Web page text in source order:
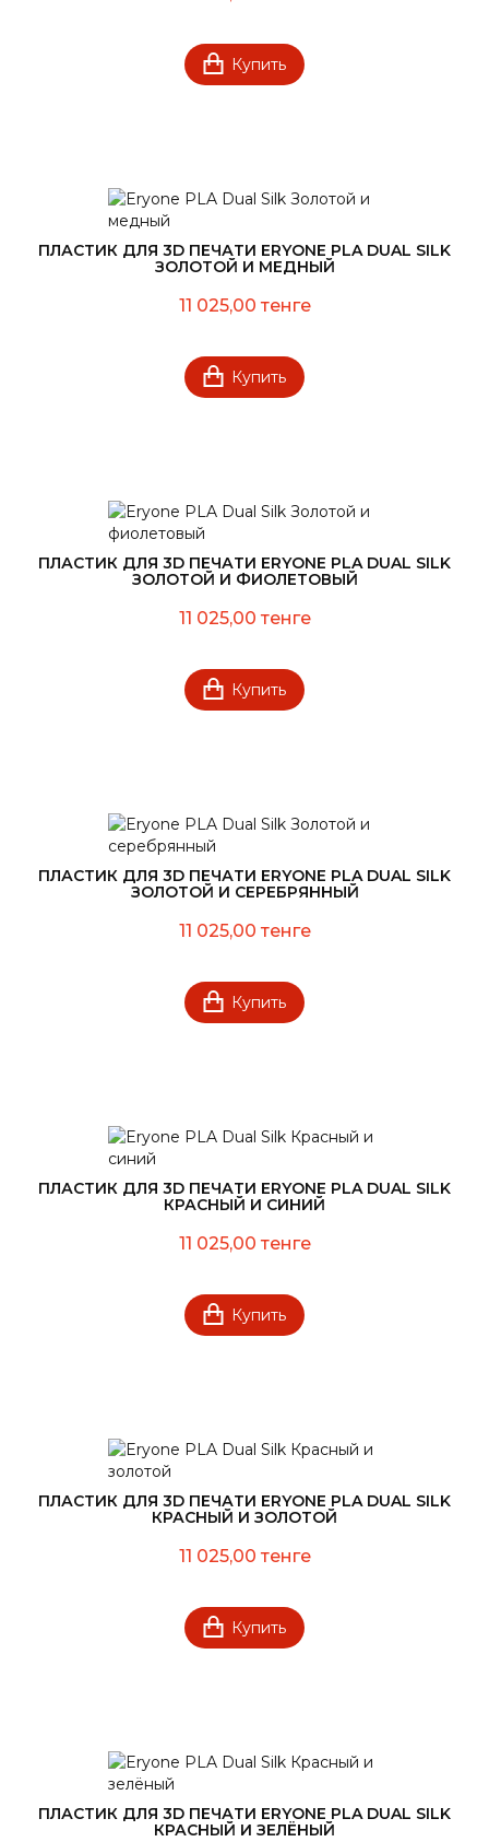
Купить
ПЛАСТИК ДЛЯ 3D ПЕЧАТИ ERYONE PLA DUAL SILK
ЗОЛОТОЙ И МЕДНЫЙ
11 025,00 тенге
Купить
ПЛАСТИК ДЛЯ 3D ПЕЧАТИ ERYONE PLA DUAL SILK
ЗОЛОТОЙ И ФИОЛЕТОВЫЙ
11 025,00 тенге
Купить
ПЛАСТИК ДЛЯ 3D ПЕЧАТИ ERYONE PLA DUAL SILK
ЗОЛОТОЙ И СЕРЕБРЯННЫЙ
11 025,00 тенге
Купить
ПЛАСТИК ДЛЯ 3D ПЕЧАТИ ERYONE PLA DUAL SILK
КРАСНЫЙ И СИНИЙ
11 025,00 тенге
Купить
ПЛАСТИК ДЛЯ 3D ПЕЧАТИ ERYONE PLA DUAL SILK
КРАСНЫЙ И ЗОЛОТОЙ
11 025,00 тенге
Купить
ПЛАСТИК ДЛЯ 3D ПЕЧАТИ ERYONE PLA DUAL SILK
КРАСНЫЙ И ЗЕЛЁНЫЙ